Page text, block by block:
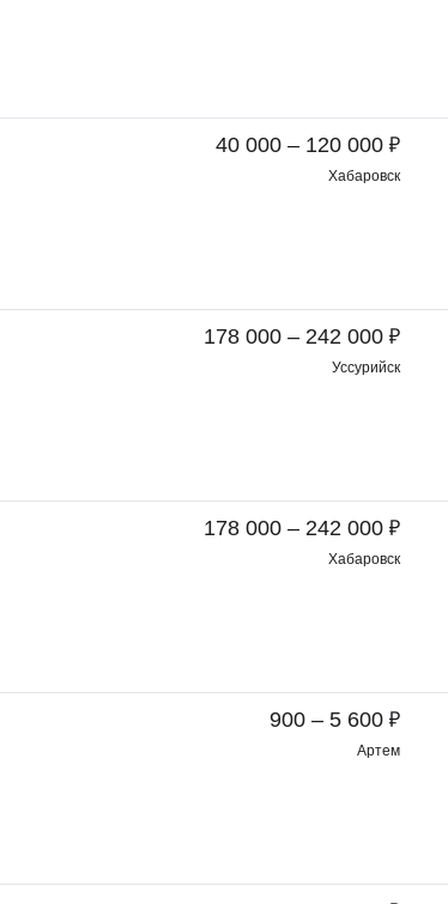
40 000 – 120 000 ₽
Хабаровск
178 000 – 242 000 ₽
Уссурийск
178 000 – 242 000 ₽
Хабаровск
900 – 5 600 ₽
Артем